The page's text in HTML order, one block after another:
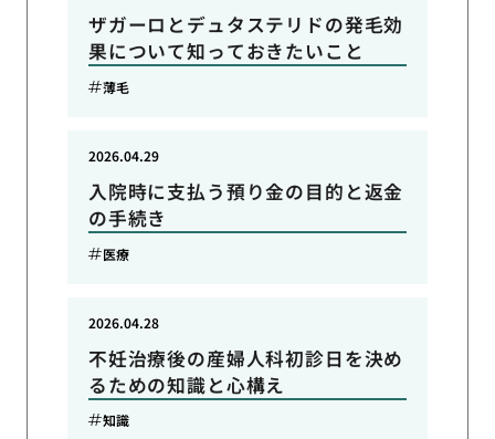
ザガーロとデュタステリドの発毛効
果について知っておきたいこと
薄毛
入院時に支払う預り金の目的と返金
の手続き
2026.04.29
医療
不妊治療後の産婦人科初診日を決め
るための知識と心構え
2026.04.28
知識